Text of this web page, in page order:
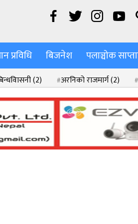
प्रविधि बिजनेश पलाञ्चोक
(2) अरनिको राजमार्ग(2)